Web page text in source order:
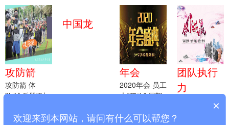
攻防箭
攻防箭 体
验“冷兵器”时
中国龙
年会
2020年会 员工
大“狂欢” 展望
团队执行
力
标 就是战斗力
×
欢迎来到本网站，请问有什么可以帮您？